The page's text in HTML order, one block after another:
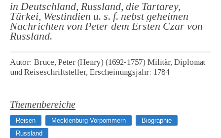
in Deutschland, Russland, die Tartarey,
Türkei, Westindien u. s. f. nebst geheimen
Nachrichten von Peter dem Ersten Czar von
Russland.
Autor: Bruce, Peter (Henry) (1692-1757) Militär, Diplomat
und Reiseschriftsteller, Erscheinungsjahr: 1784
Themenbereiche
Reisen Mecklenburg-Vorpommern
Biographie
Russland